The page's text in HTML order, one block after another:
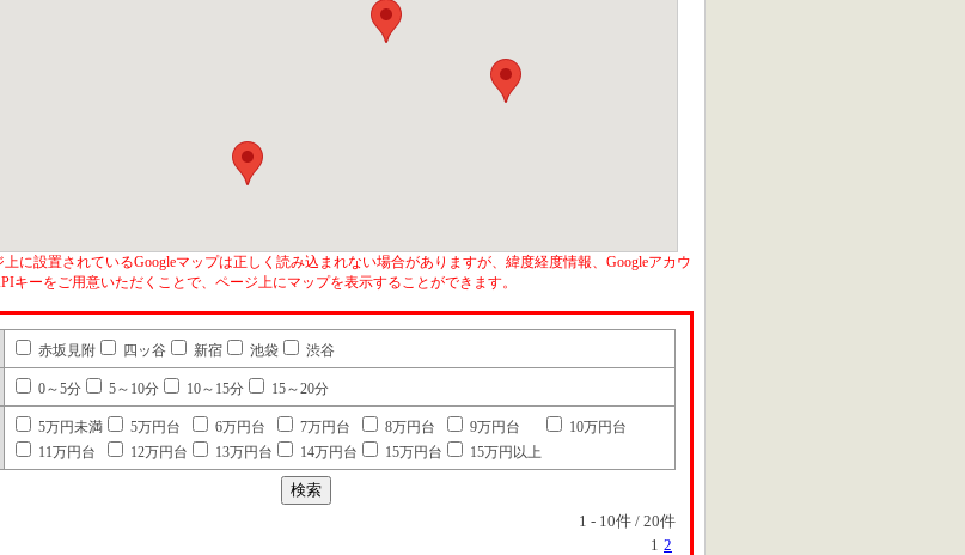
に設置されているGoogleマップは正しく読み込まれない場合がありますが、緯度経度情報、Googleアカウ
キーをご用意いただくことで、ページ上にマップを表示することができます。
赤坂見附 四ッ谷 新宿 池袋 渋谷
0～5分 5～10分 10～15分 15～20分
5万円未満 5万円台 6万円台 7万円台 8万円台 9万円台
10万円台
11万円台
12万円台 13万円台 14万円台 15万円台 15万円以上
1 - 10件 / 20件
1 2